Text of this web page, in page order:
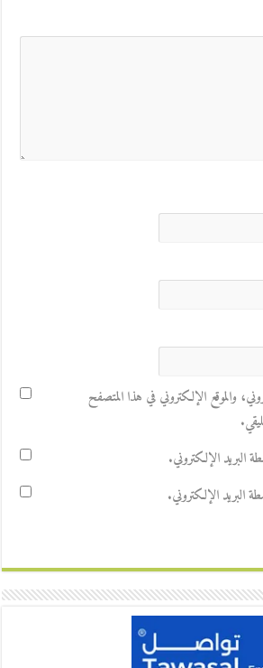
والموقع الإلكتروني في هذا المتصفح
البريد الإلكتروني.
البريد الإلكتروني.